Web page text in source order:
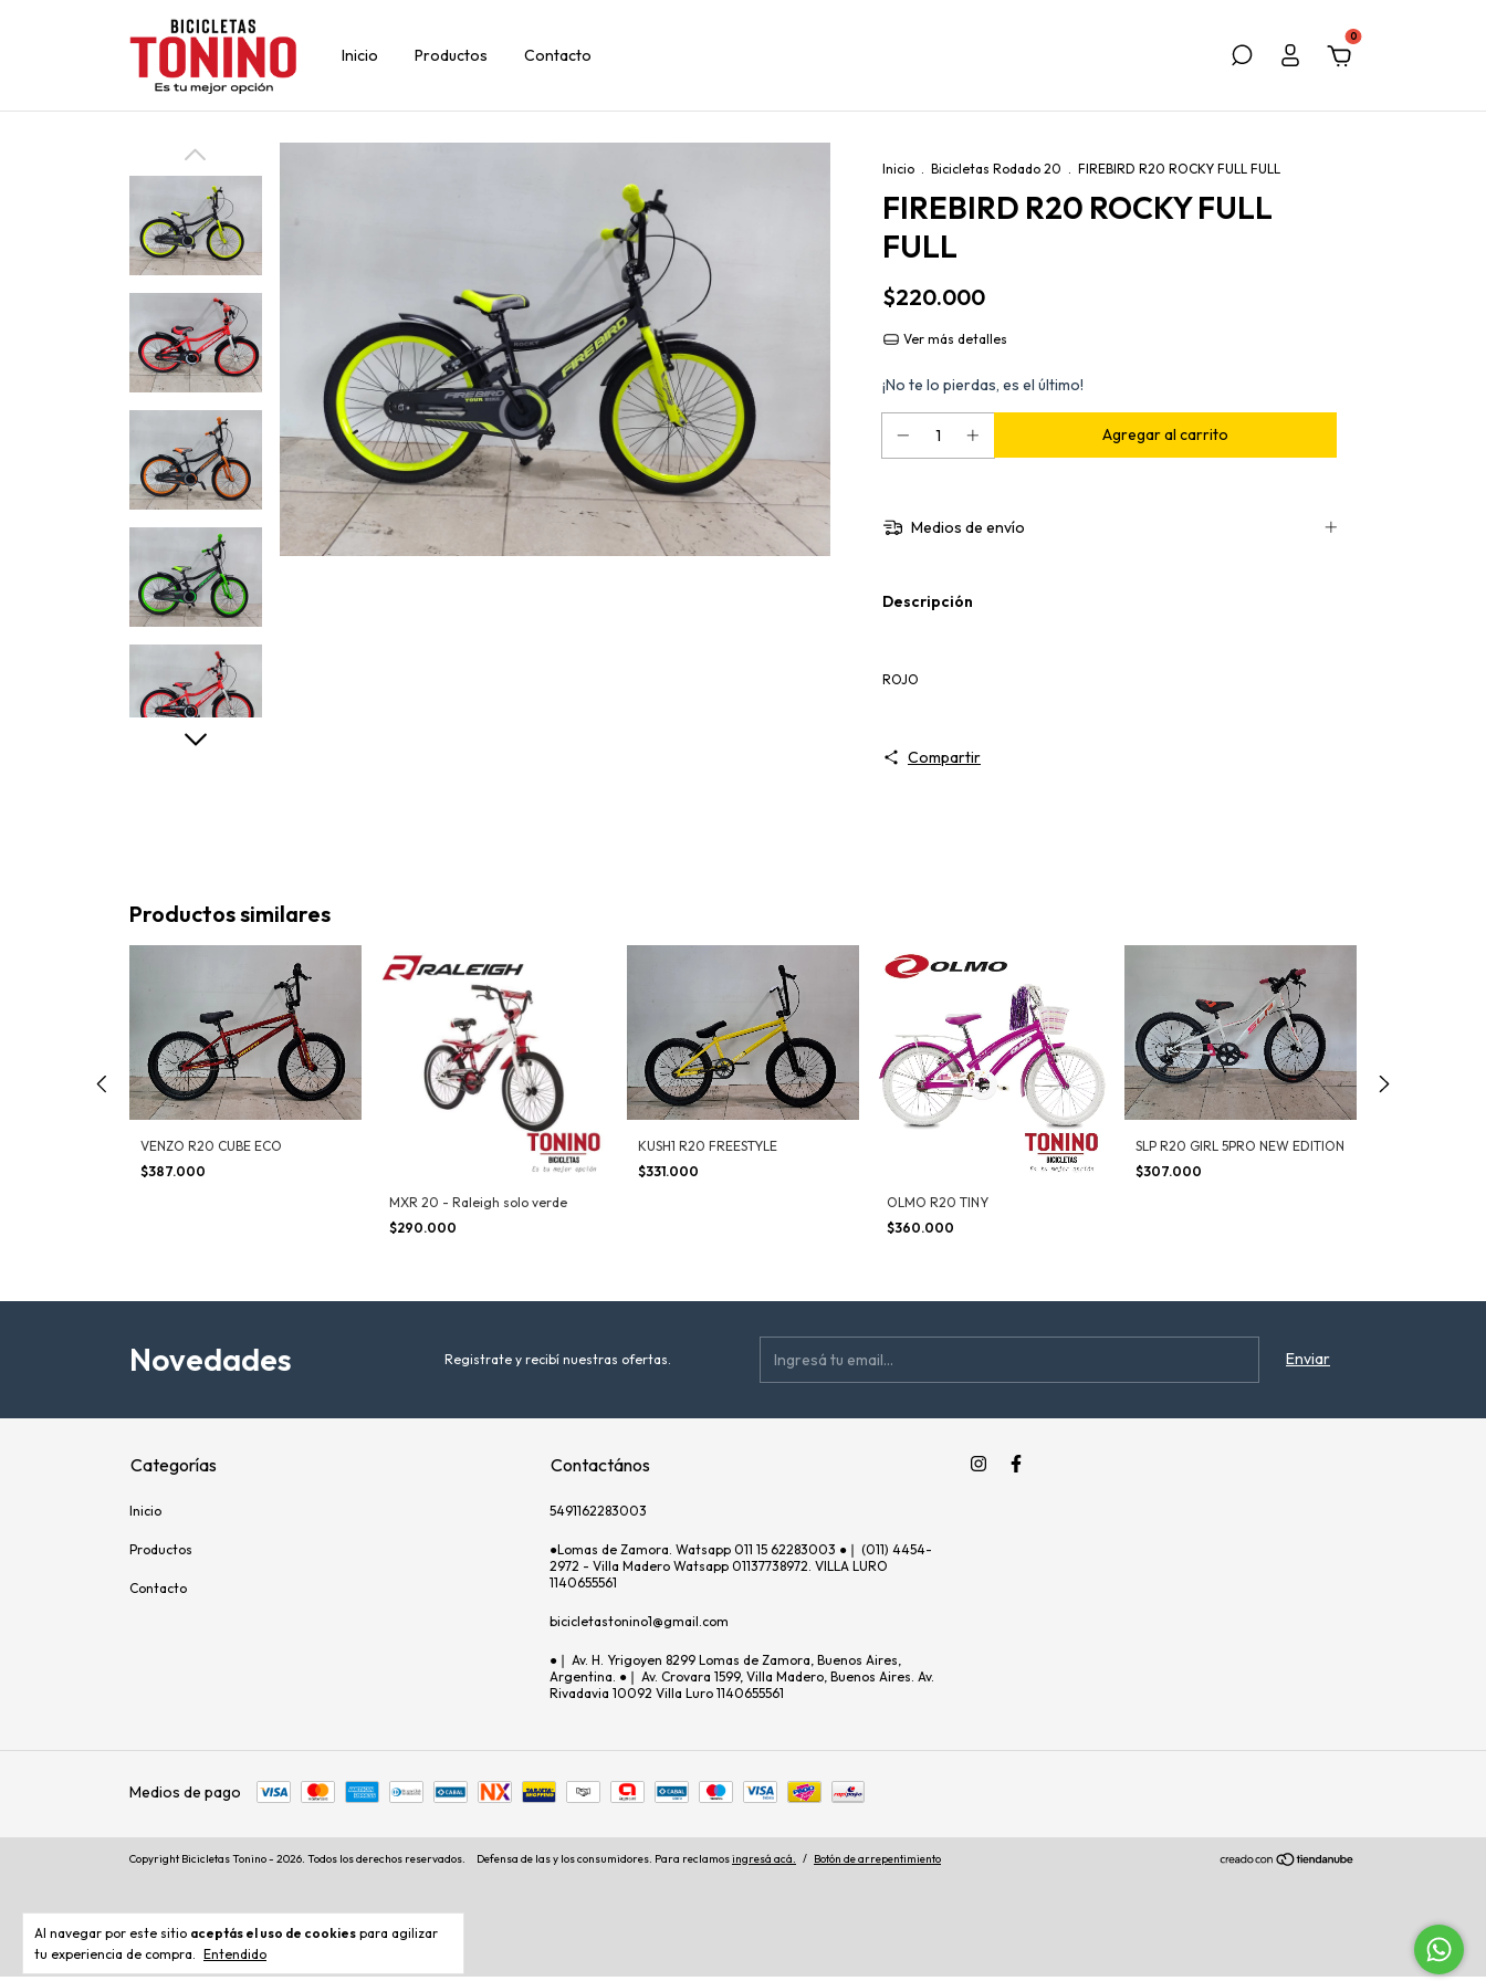
Inicio Productos Contacto
0
Al navegar por este sitio aceptás el uso de cookies para agilizar
tu experiencia de compra. Entendido
Inicio . Bicicletas Rodado 20 . FIREBIRD R20 ROCKY FULL FULL
FIREBIRD R20 ROCKY FULL
FULL
$220.000
Ver más detalles
¡No te lo pierdas, es el último!
Medios de envío
Descripción
ROJO
Compartir
Productos similares
VENZO R20 CUBE ECO
$387.000
MXR 20 - Raleigh solo verde
$290.000
KUSH1 R20 FREESTYLE
$331.000
OLMO R20 TINY
$360.000
SLP R20 GIRL 5PRO NEW EDITION
$307.000
Novedades Registrate y recibí nuestras ofertas.
Categorías
Inicio
Productos
Contacto
Contactános
5491162283003
●Lomas de Zamora. Watsapp 011 15 62283003 ●❘ (011) 4454-
2972 - Villa Madero Watsapp 01137738972. VILLA LURO
1140655561
bicicletastonino1@gmail.com
●❘ Av. H. Yrigoyen 8299 Lomas de Zamora, Buenos Aires,
Argentina. ●❘ Av. Crovara 1599, Villa Madero, Buenos Aires. Av.
Rivadavia 10092 Villa Luro 1140655561
Medios de pago
Copyright Bicicletas Tonino - 2026. Todos los derechos reservados. Defensa de las y los consumidores. Para reclamosingresá acá. / Botón de arrepentimiento